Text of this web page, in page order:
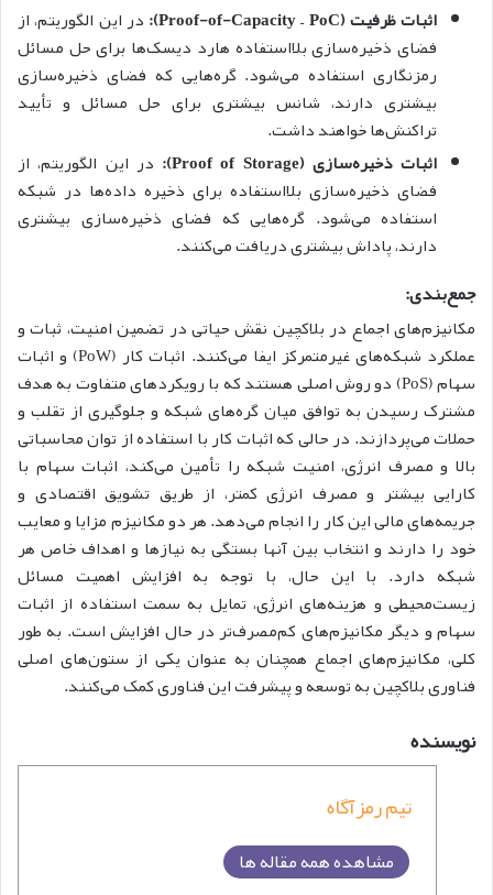
اثبات ظرفیت (Proof-of-Capacity – PoC):
در این الگوریتم، از
فضای ذخیره‌سازی بلااستفاده‌ هارد دیسک‌ها برای حل مسائل
رمزنگاری استفاده می‌شود. گره‌هایی که فضای ذخیره‌سازی
بیشتری دارند، شانس بیشتری برای حل مسائل و تأیید
تراکنش‌ها خواهند داشت.
اثبات ذخیره‌سازی (Proof of Storage):
در این الگوریتم، از
فضای ذخیره‌سازی بلااستفاده برای ذخیره داده‌ها در شبکه
استفاده می‌شود. گره‌هایی که فضای ذخیره‌سازی بیشتری
دارند، پاداش بیشتری دریافت می‌کنند.
جمع‌بندی:
مکانیزم‌های اجماع در بلاکچین نقش حیاتی در تضمین امنیت، ثبات و
عملکرد شبکه‌های غیرمتمرکز ایفا می‌کنند. اثبات کار (PoW) و اثبات
سهام (PoS) دو روش اصلی هستند که با رویکردهای متفاوت به هدف
مشترک رسیدن به توافق میان گره‌های شبکه و جلوگیری از تقلب و
حملات می‌پردازند. در حالی که اثبات کار با استفاده از توان محاسباتی
بالا و مصرف انرژی، امنیت شبکه را تأمین می‌کند، اثبات سهام با
کارایی بیشتر و مصرف انرژی کمتر، از طریق تشویق اقتصادی و
جریمه‌های مالی این کار را انجام می‌دهد. هر دو مکانیزم مزایا و معایب
خود را دارند و انتخاب بین آنها بستگی به نیازها و اهداف خاص هر
شبکه دارد. با این حال، با توجه به افزایش اهمیت مسائل
زیست‌محیطی و هزینه‌های انرژی، تمایل به سمت استفاده از اثبات
سهام و دیگر مکانیزم‌های کم‌مصرف‌تر در حال افزایش است. به طور
کلی، مکانیزم‌های اجماع همچنان به عنوان یکی از ستون‌های اصلی
فناوری بلاکچین به توسعه و پیشرفت این فناوری کمک می‌کنند.
نویسنده
تیم رمزآگاه
مشاهده همه مقاله ها